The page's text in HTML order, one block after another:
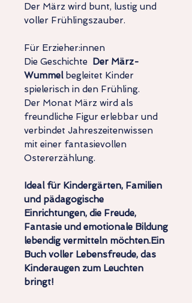
Der März wird bunt, lustig und
voller Frühlingszauber.
Für Erzieher:innen
Die Geschichte Der März-
Wummelbegleitet Kinder
spielerisch in den Frühling.
Der Monat März wird als
freundliche Figur erlebbar und
verbindet Jahreszeitenwissen
mit einer fantasievollen
Ostererzählung.
Ideal für Kindergärten, Familien
und pädagogische
Einrichtungen, die Freude,
Fantasie und emotionale Bildung
lebendig vermitteln möchten.Ein
Buch voller Lebensfreude, das
Kinderaugen zum Leuchten
bringt!